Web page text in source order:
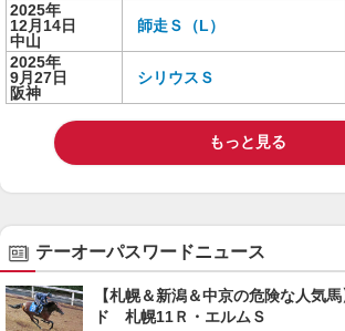
2025年
12月14日
中山
師走Ｓ（L）
2025年
9月27日
阪神
シリウスＳ
もっと見る
テーオーパスワードニュース
【札幌＆新潟＆中京の危険な人気
ド 札幌11Ｒ・エルムＳ